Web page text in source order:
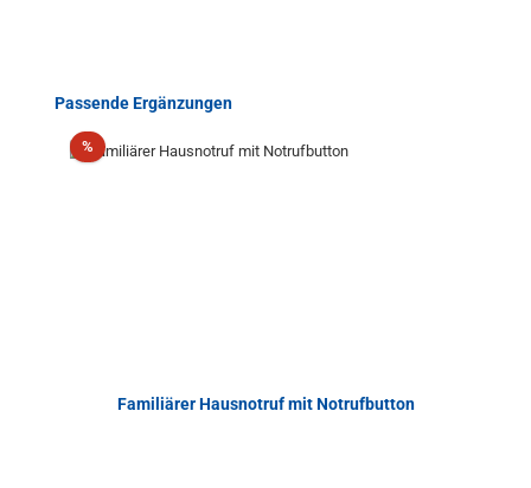
Produktgalerie überspringen
Passende Ergänzungen
%Rabatt
Familiärer Hausnotruf mit Notrufbutton